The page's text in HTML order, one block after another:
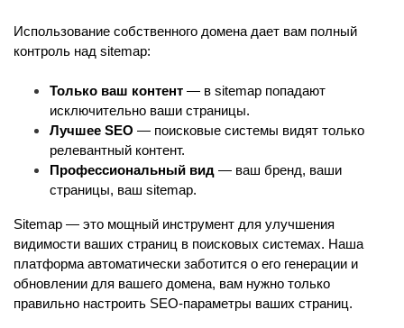
Использование собственного домена дает вам полный
контроль над sitemap:
Только ваш контент — в sitemap попадают
исключительно ваши страницы.
Лучшее SEO — поисковые системы видят только
релевантный контент.
Профессиональный вид — ваш бренд, ваши
страницы, ваш sitemap.
Sitemap — это мощный инструмент для улучшения
видимости ваших страниц в поисковых системах. Наша
платформа автоматически заботится о его генерации и
обновлении для вашего домена, вам нужно только
правильно настроить SEO-параметры ваших страниц.